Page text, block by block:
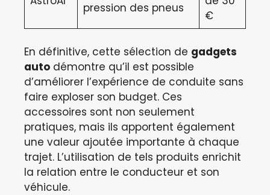
pression des pneus
€
En définitive, cette sélection de gadgets
auto démontre qu’il est possible
d’améliorer l’expérience de conduite sans
faire exploser son budget. Ces
accessoires sont non seulement
pratiques, mais ils apportent également
une valeur ajoutée importante à chaque
trajet. L’utilisation de tels produits enrichit
la relation entre le conducteur et son
véhicule.